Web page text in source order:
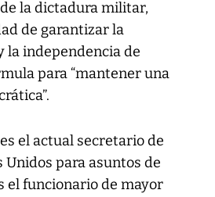
la dictadura militar,
de garantizar la
independencia de
para “mantener una
el actual secretario de
Unidos para asuntos de
el funcionario de mayor